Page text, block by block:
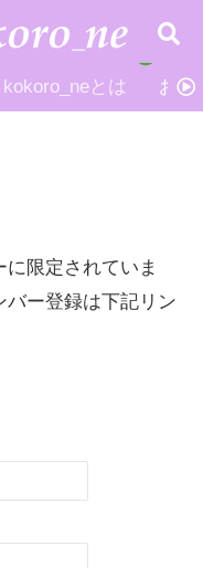
とは お申
限定されていま
ー登録は下記リン